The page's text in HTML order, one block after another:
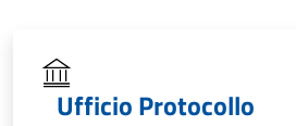
Ufficio Protocollo